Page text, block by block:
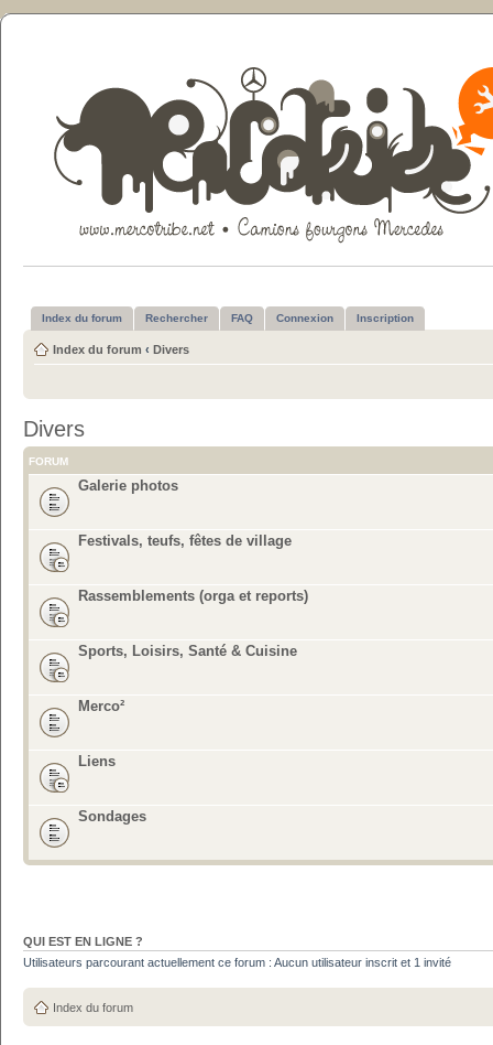
Index du forum Rechercher FAQ Connexion Inscription
Index du forum ‹ Divers
Divers
FORUM
Galerie photos
Festivals, teufs, fêtes de village
Rassemblements (orga et reports)
Sports, Loisirs, Santé & Cuisine
Merco²
Liens
Sondages
QUI EST EN LIGNE ?
Utilisateurs parcourant actuellement ce forum : Aucun utilisateur inscrit et 1 invité
Index du forum